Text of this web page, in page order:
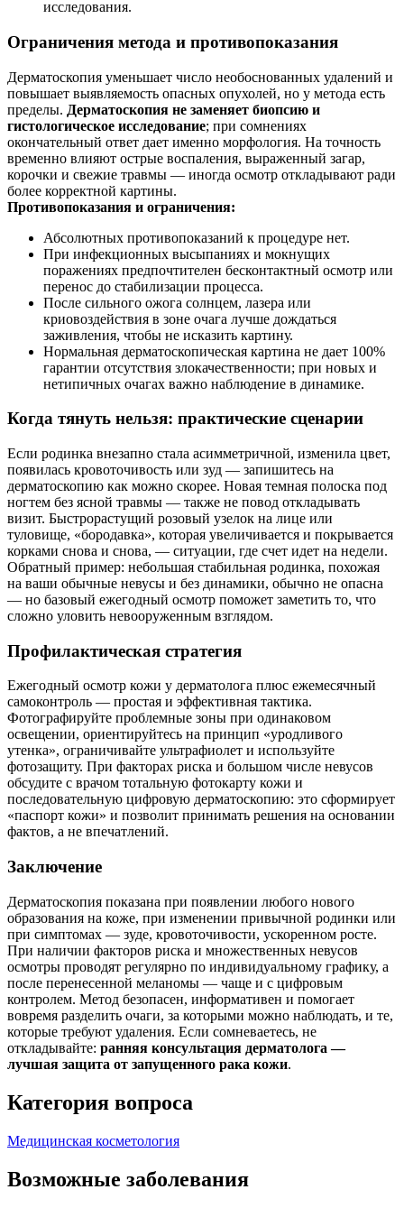
исследования.
Ограничения метода и противопоказания
Дерматоскопия уменьшает число необоснованных удалений и
повышает выявляемость опасных опухолей, но у метода есть
пределы. Дерматоскопия не заменяет биопсию и
гистологическое исследование; при сомнениях
окончательный ответ дает именно морфология. На точность
временно влияют острые воспаления, выраженный загар,
корочки и свежие травмы — иногда осмотр откладывают ради
более корректной картины.
Противопоказания и ограничения:
Абсолютных противопоказаний к процедуре нет.
При инфекционных высыпаниях и мокнущих
поражениях предпочтителен бесконтактный осмотр или
перенос до стабилизации процесса.
После сильного ожога солнцем, лазера или
криовоздействия в зоне очага лучше дождаться
заживления, чтобы не исказить картину.
Нормальная дерматоскопическая картина не дает 100%
гарантии отсутствия злокачественности; при новых и
нетипичных очагах важно наблюдение в динамике.
Когда тянуть нельзя: практические сценарии
Если родинка внезапно стала асимметричной, изменила цвет,
появилась кровоточивость или зуд — запишитесь на
дерматоскопию как можно скорее. Новая темная полоска под
ногтем без ясной травмы — также не повод откладывать
визит. Быстрорастущий розовый узелок на лице или
туловище, «бородавка», которая увеличивается и покрывается
корками снова и снова, — ситуации, где счет идет на недели.
Обратный пример: небольшая стабильная родинка, похожая
на ваши обычные невусы и без динамики, обычно не опасна
— но базовый ежегодный осмотр поможет заметить то, что
сложно уловить невооруженным взглядом.
Профилактическая стратегия
Ежегодный осмотр кожи у дерматолога плюс ежемесячный
самоконтроль — простая и эффективная тактика.
Фотографируйте проблемные зоны при одинаковом
освещении, ориентируйтесь на принцип «уродливого
утенка», ограничивайте ультрафиолет и используйте
фотозащиту. При факторах риска и большом числе невусов
обсудите с врачом тотальную фотокарту кожи и
последовательную цифровую дерматоскопию: это сформирует
«паспорт кожи» и позволит принимать решения на основании
фактов, а не впечатлений.
Заключение
Дерматоскопия показана при появлении любого нового
образования на коже, при изменении привычной родинки или
при симптомах — зуде, кровоточивости, ускоренном росте.
При наличии факторов риска и множественных невусов
осмотры проводят регулярно по индивидуальному графику, а
после перенесенной меланомы — чаще и с цифровым
контролем. Метод безопасен, информативен и помогает
вовремя разделить очаги, за которыми можно наблюдать, и те,
которые требуют удаления. Если сомневаетесь, не
откладывайте: ранняя консультация дерматолога —
лучшая защита от запущенного рака кожи.
Категория вопроса
Медицинская косметология
Возможные заболевания